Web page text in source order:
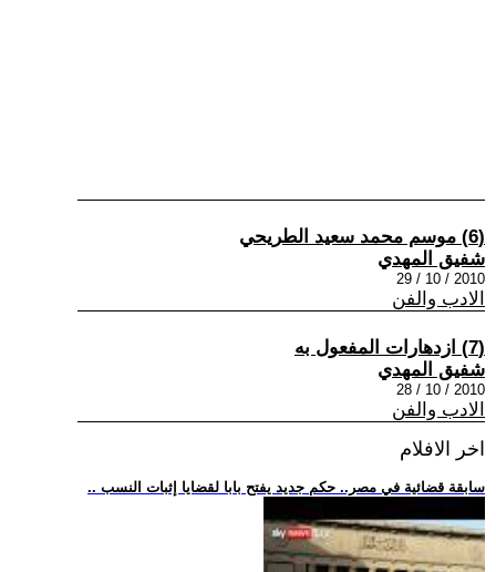
(6) موسم محمد سعيد الطريحي
شفيق المهدي
2010 / 10 / 29
الادب والفن
(7) ازدهارات المفعول به
شفيق المهدي
2010 / 10 / 28
الادب والفن
اخر الافلام
.. سابقة قضائية في مصر.. حكم جديد يفتح بابا لقضايا إثبات النسب